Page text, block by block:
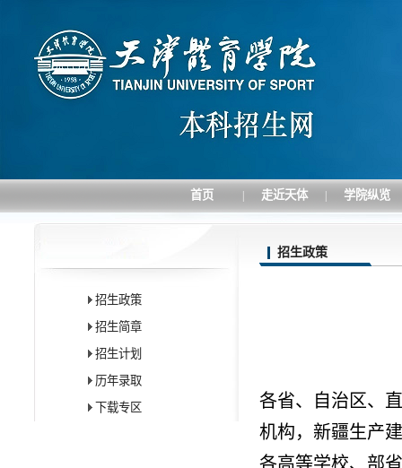
首页 走近天体 学院纵览
招生政策
招生简章
招生计划
历年录取
下载专区
招生政策
各省、自治区、
机构，新疆生产
各高等学校、部